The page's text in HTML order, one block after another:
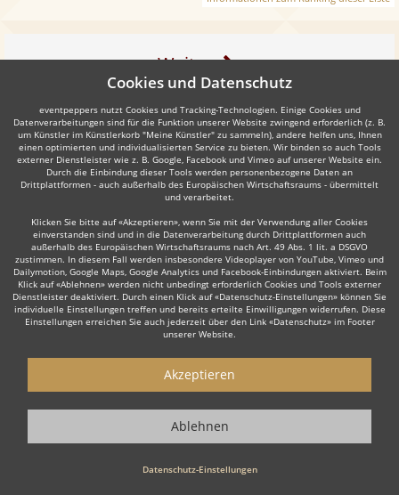
Weiter
Auch interessant:
Irish Folk Country Funk Band Gypsy Jazz Swing
Wie funktioniert's?
Starten Sie mit dem Button 'Kostenlos anfragen' eine Anfrage an die für
Sie interessanten Bands - also z. B. bestimmte Akustik Bands. Diesen
Button finden Sie auf den jeweiligen Künstler-Profil-Seiten der Musiker.
2. Angebote erhalten & Details besprechen
Cookies und Datenschutz
eventpeppers nutzt Cookies und Tracking-Technologien. Einige Cookies und
Datenverarbeitungen sind für die Funktion unserer Website zwingend erforderlich (z. B.
um Künstler im Künstlerkorb "Meine Künstler" zu sammeln), andere helfen uns, Ihnen
einen optimierten und individualisierten Service zu bieten. Wir binden so auch Tools
externer Dienstleister wie z. B. Google, Facebook und Vimeo auf unserer Website ein.
Durch die Einbindung dieser Tools werden personenbezogene Daten an
Drittplattformen - auch außerhalb des Europäischen Wirtschaftsraums - übermittelt
und verarbeitet.
Klicken Sie bitte auf «Akzeptieren», wenn Sie mit der Verwendung aller Cookies
einverstanden sind und in die Datenverarbeitung durch Drittplattformen auch
außerhalb des Europäischen Wirtschaftsraums nach Art. 49 Abs. 1 lit. a DSGVO
zustimmen. In diesem Fall werden insbesondere Videoplayer von YouTube, Vimeo und
Dailymotion, Google Maps, Google Analytics und Facebook-Einbindungen aktiviert. Beim
Klick auf «Ablehnen» werden nicht unbedingt erforderlich Cookies und Tools externer
Dienstleister deaktiviert. Durch einen Klick auf «Datenschutz-Einstellungen» können Sie
individuelle Einstellungen treffen und bereits erteilte Einwilligungen widerrufen. Diese
Einstellungen erreichen Sie auch jederzeit über den Link «Datenschutz» im Footer
unserer Website.
Datenschutz-Einstellungen
Akzeptieren
Ablehnen